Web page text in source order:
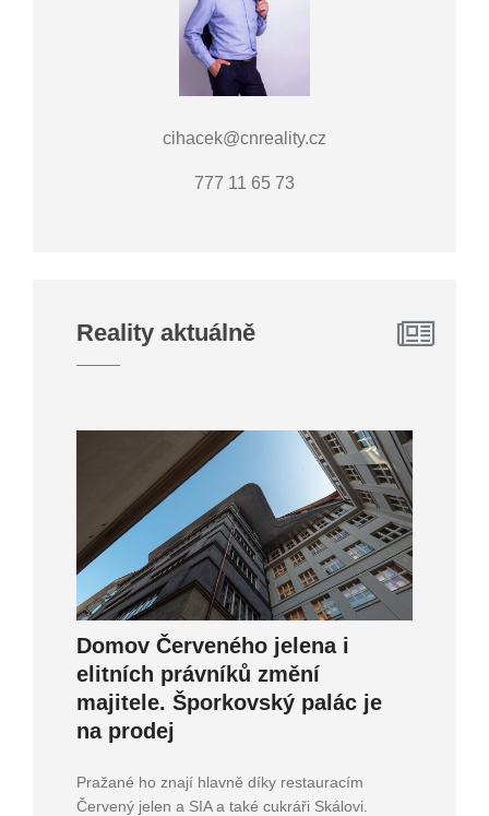
cihacek@cnreality.cz
777 11 65 73
Reality aktuálně
Domov Červeného jelena i
elitních právníků změní
majitele. Šporkovský palác je
na prodej
Pražané ho znají hlavně díky restauracím
Červený jelen a SIA a také cukráři Skálovi.